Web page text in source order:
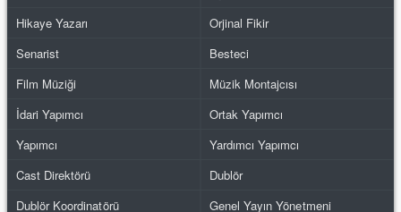
Hikaye Yazarı
Orjinal Fikir
Senarist
Besteci
Film Müziği
Müzik Montajcısı
İdari Yapımcı
Ortak Yapımcı
Yapımcı
Yardımcı Yapımcı
Cast Direktörü
Dublör
Dublör Koordinatörü
Genel Yayın Yönetmeni